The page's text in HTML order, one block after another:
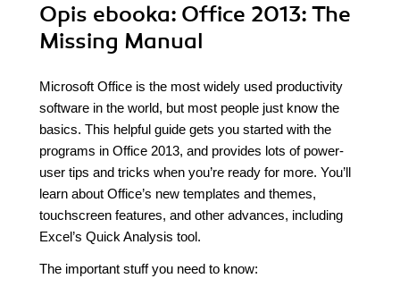
Opis ebooka: Office 2013: The
Missing Manual
Microsoft Office is the most widely used productivity
software in the world, but most people just know the
basics. This helpful guide gets you started with the
programs in Office 2013, and provides lots of power-
user tips and tricks when you’re ready for more. You’ll
learn about Office’s new templates and themes,
touchscreen features, and other advances, including
Excel’s Quick Analysis tool.
The important stuff you need to know: